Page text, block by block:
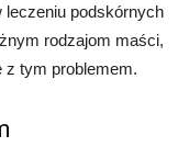
podskórnych
rodzajom maści,
z tym problemem.